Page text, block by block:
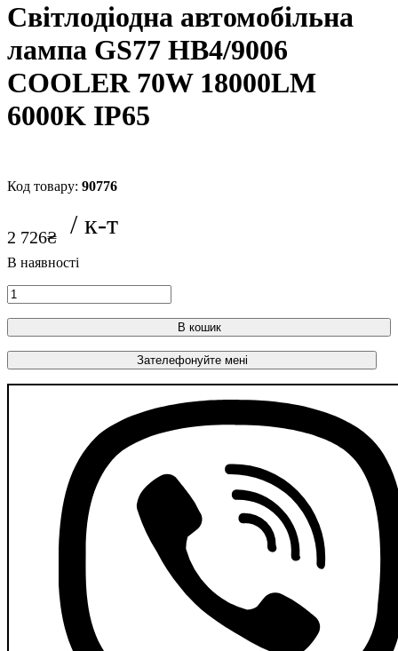
Світлодіодна автомобільна
лампа GS77 HB4/9006
COOLER 70W 18000LM
6000K IP65
90776
2 726₴
В кошик
Зателефонуйте мені